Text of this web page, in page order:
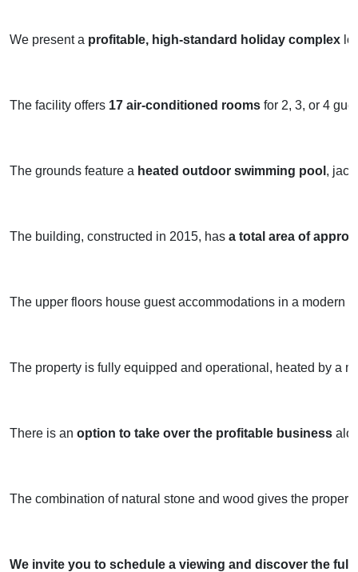
We present a profitable, high-standard holiday complex
The facility offers 17 air-conditioned rooms for 2, 3, or 4
The grounds feature a heated outdoor swimming pool ,
The building, constructed in 2015, has a total area of
The upper floors house guest accommodations in a modern
The property is fully equipped and operational, heated by a
There is an option to take over the profitable business
The combination of natural stone and wood gives the
We invite you to schedule a viewing and discover the